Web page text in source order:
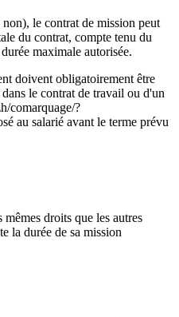
le contrat de mission peut
du contrat, compte tenu du
maximale autorisée.
doivent obligatoirement être
le contrat de travail ou d'un
comarquage/?
au salarié avant le terme prévu
droits que les autres
la durée de sa mission